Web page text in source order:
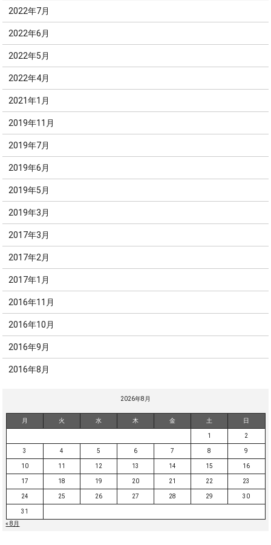
2022年7月
2022年6月
2022年5月
2022年4月
2021年1月
2019年11月
2019年7月
2019年6月
2019年5月
2019年3月
2017年3月
2017年2月
2017年1月
2016年11月
2016年10月
2016年9月
2016年8月
2026年8月
月 火 水 木 金 土 日
1 2
3 4 5 6 7 8 9
10 11 12 13 14 15 16
17 18 19 20 21 22 23
24 25 26 27 28 29 30
31
« 8月